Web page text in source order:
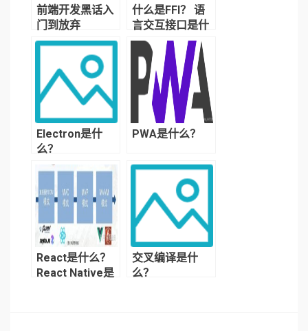
前端开发黑话入
门到放弃
什么是FFI？ 语
言交互接口是什
么？
Electron是什
么？
PWA是什么？
React是什么？
React Native是
交叉编译是什
么？